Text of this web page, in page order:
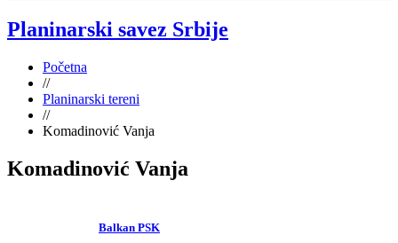
Planinarski savez Srbije
Početna
//
Planinarski tereni
//
Komadinović Vanja
Komadinović Vanja
Balkan PSK